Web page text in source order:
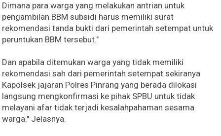
Dimana para warga yang melakukan antrian untuk
pengambilan BBM subsidi harus memiliki surat
rekomendasi tanda bukti dari pemerintah setempat untuk
peruntukan BBM tersebut."
Dan apabila ditemukan warga yang tidak memiliki
rekomendasi sah dari pemerintah setempat sekiranya
Kapolsek jajaran Polres Pinrang yang berada dilokasi
langsung mengkonfirmasi ke pihak SPBU untuk tidak
melayani afar tidak terjadi kesalahpahaman sesama
warga." Jelasnya.